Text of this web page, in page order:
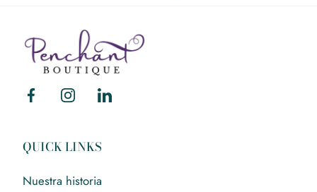
FacebookInstagramLinkedin
QUICK LINKS
Nuestra historia